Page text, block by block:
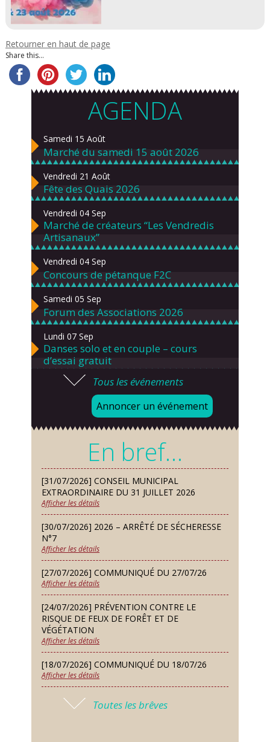
Retourner en haut de page
Share this...
AGENDA
Samedi 15 Août
Marché du samedi 15 août 2026
Vendredi 21 Août
Fête des Quais 2026
Vendredi 04 Sep
Marché de créateurs “Les Vendredis
Artisanaux”
Vendredi 04 Sep
Concours de pétanque F2C
Samedi 05 Sep
Forum des Associations 2026
Lundi 07 Sep
Danses solo et en couple – cours
d’essai gratuit
Mardi 08 Sep
Chorale À travers chants
Défi de pêche aux leurres (concept
lure house)
Dimanche 13 Sep
Repas de fouées
Lundi 14 Sep
Conseil municipal du 14 septembre
2026
Jeudi 24 Sep
Permanence des Architectes des
Bâtiments de France
Samedi 26 Sep
Concours de palets
Vendredi 09 Oct
Soirée des nouveaux habitants
Lundi 12 Oct
Conseil municipal du 12 octobre
2026
Tous les événements
Annoncer un événement
En bref…
[31/07/2026] CONSEIL MUNICIPAL
EXTRAORDINAIRE DU 31 JUILLET 2026
Afficher les détails
[30/07/2026] 2026 – ARRÊTÉ DE SÉCHERESSE
N°7
Afficher les détails
[27/07/2026] COMMUNIQUÉ DU 27/07/26
Afficher les détails
[24/07/2026] PRÉVENTION CONTRE LE
RISQUE DE FEUX DE FORÊT ET DE
VÉGÉTATION
Afficher les détails
[18/07/2026] COMMUNIQUÉ DU 18/07/26
Afficher les détails
[17/07/2026] 2026 – ARRÊTÉ DE SÉCHERESSE
Toutes les brêves